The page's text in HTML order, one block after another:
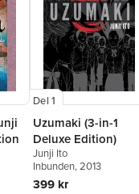
Del 1
Uzumaki (3-in-1
Deluxe Edition)
Junji Ito
Inbunden, 2013
399 kr